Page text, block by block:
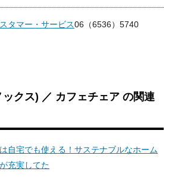
タマー・サービス06（6536）5740
クス) ／ カフェチェア の関連
自宅でも使える！サステナブルなホーム
充実してた